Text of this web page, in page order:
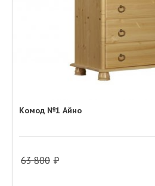
Комод №1 Айно
63 800